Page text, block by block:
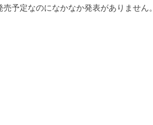
予定なのになかなか発表がありません。